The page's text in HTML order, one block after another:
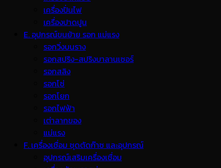
เครื่องปั่นไฟ
เครื่องปาดปูน
E. อุปกรณ์ขนย้าย รอก แม่แรง
รอกวิ่งบนราง
รอกสปริง-สปริงบาลานเซอร์
รอกสลิง
รอกโซ่
รอกโยก
รอกไฟฟ้า
เต่าลากของ
แม่แรง
F. เครื่องเชื่อม ชุดตัดก๊าซ และอุปกรณ์
อุปกรณ์เสริมเครื่องเชื่อม